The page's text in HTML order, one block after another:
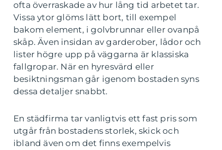
ofta överraskade av hur lång tid arbetet tar.
Vissa ytor glöms lätt bort, till exempel
bakom element, i golvbrunnar eller ovanpå
skåp. Även insidan av garderober, lådor och
lister högre upp på väggarna är klassiska
fallgropar. När en hyresvärd eller
besiktningsman går igenom bostaden syns
dessa detaljer snabbt.
En städfirma tar vanligtvis ett fast pris som
utgår från bostadens storlek, skick och
ibland även om det finns exempelvis